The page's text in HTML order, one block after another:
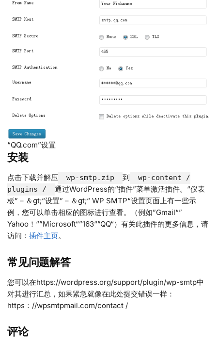
“QQ.com”设置
安装
点击下载并解压 wp-smtp.zip 到
wp-content /
plugins /
通过WordPress的“插件”菜单激活插件。“仪表
板” – ＆gt;“设置” – ＆gt;“ WP SMTP“设置页面上有一些示
例，您可以单击相应的图标进行查看。（例如”Gmail“”
Yahoo！“”Microsoft“”163“”QQ“）有关此插件的更多信息，请
访问： 插件主页。
常见问题解答
您可以在https://wordpress.org/support/plugin/wp-smtp中
对其进行汇总，如果紧急就像在此处提交错误一样：
https：//wpsmtpmail.com/contact /
评论